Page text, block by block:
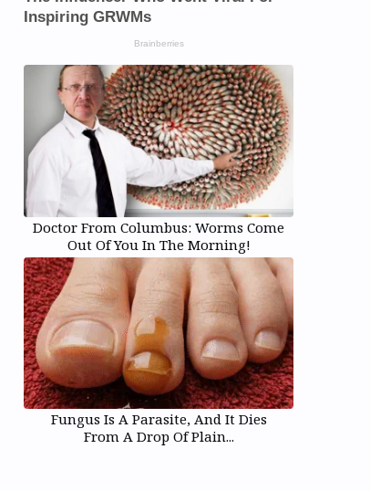
Doctor From Columbus: Worms Come
Out Of You In The Morning!
Fungus Is A Parasite, And It Dies
From A Drop Of Plain...